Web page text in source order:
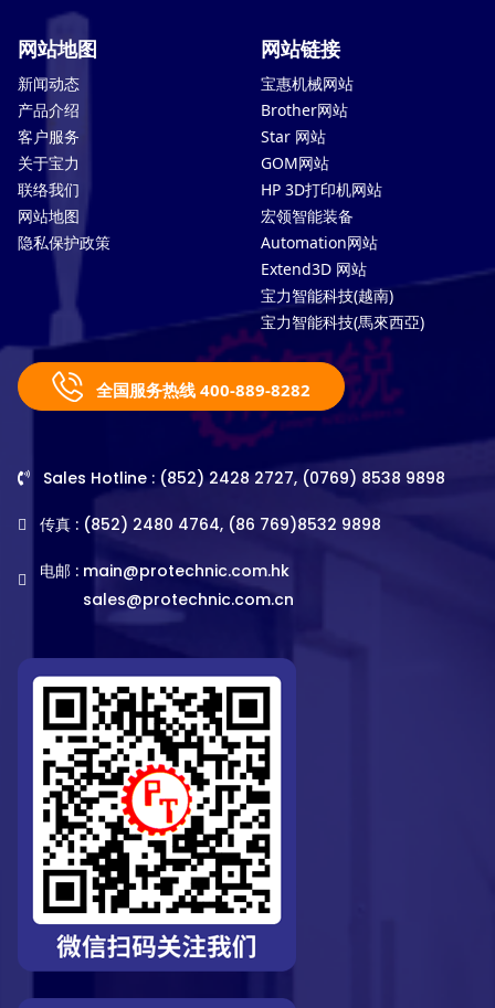
网站地图
新闻动态
产品介绍
客户服务
关于宝力
联络我们
网站地图
隐私保护政策
网站链接
宝惠机械网站
Brother网站
Star 网站
GOM网站
HP 3D打印机网站
宏领智能装备
Automation网站
Extend3D 网站
宝力智能科技(越南)
宝力智能科技(馬來西亞)
全国服务热线 400-889-8282
Sales Hotline : (852) 2428 2727, (0769) 8538 9898
传真 : (852) 2480 4764, (86 769)8532 9898
电邮 : main@protechnic.com.hk
sales@protechnic.com.cn